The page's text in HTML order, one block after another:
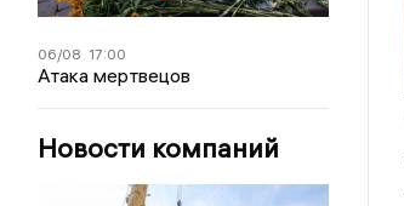
06/08 17:00
Атака мертвецов
Новости компаний